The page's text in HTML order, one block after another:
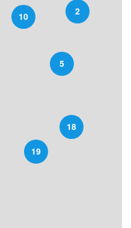
18
19
5
10 2